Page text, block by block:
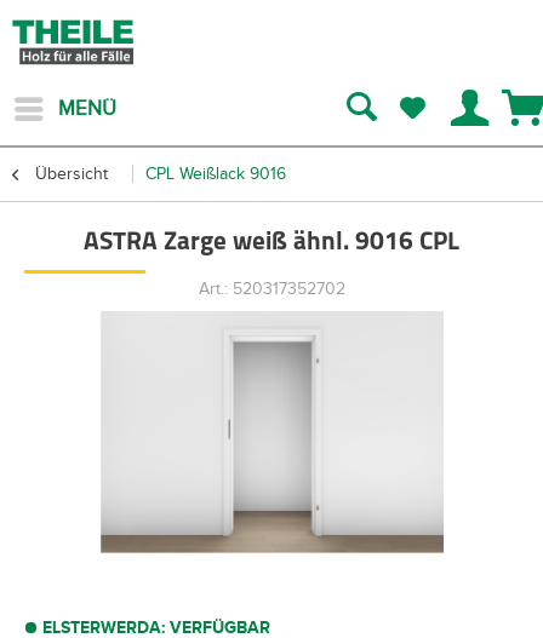
MENÜ
Übersicht CPL Weißlack 9016
ASTRA Zarge weiß ähnl. 9016 CPL
Art.: 520317352702
ELSTERWERDA: VERFÜGBAR